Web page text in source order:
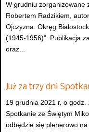
W grudniu zorganizowane
Robertem Radzikiem,
Ojczyzna. Okręg
(1945-1956)”. Publikacja
oraz...
Już za trzy dni
19 grudnia 2021 r. o godz.
Spotkanie ze Świętym
odbędzie się plenerowo